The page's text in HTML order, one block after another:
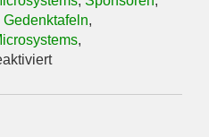
Gedenktafeln,
,
für
Microsystems